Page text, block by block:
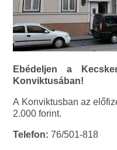
Ebédeljen a
Konviktusában!
A Konviktusban az
2.000 forint.
Telefon: 76/501-818